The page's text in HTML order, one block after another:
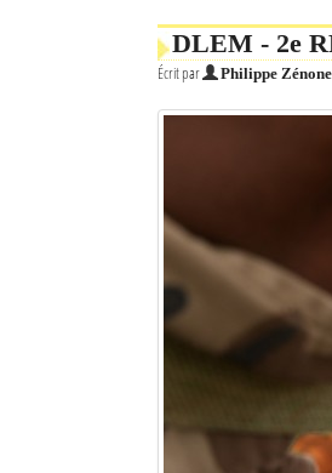
DLEM - 2e
Écrit par Philippe Zénone